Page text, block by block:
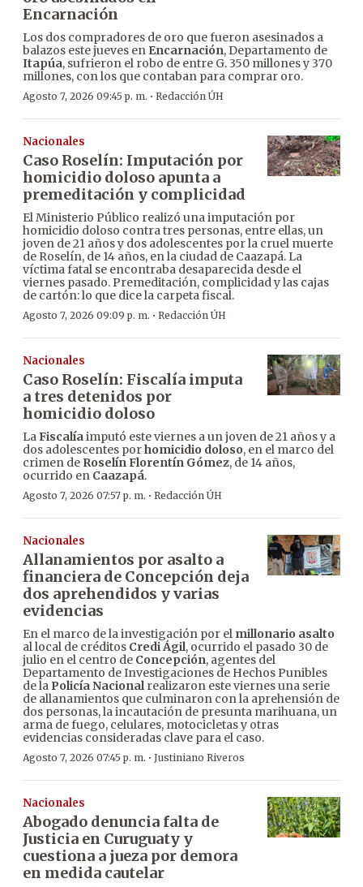
Encarnación
Los dos compradores de oro que fueron asesinados a
balazos este jueves en Encarnación, Departamento de
Itapúa, sufrieron el robo de entre G. 350 millones y 370
millones, con los que contaban para comprar oro.
Agosto 7, 2026 09:45 p. m. · Redacción ÚH
Nacionales
Caso Roselín: Imputación por
homicidio doloso apunta a
premeditación y complicidad
El Ministerio Público realizó una imputación por
homicidio doloso contra tres personas, entre ellas, un
joven de 21 años y dos adolescentes por la cruel muerte
de Roselín, de 14 años, en la ciudad de Caazapá. La
víctima fatal se encontraba desaparecida desde el
viernes pasado. Premeditación, complicidad y las cajas
de cartón: lo que dice la carpeta fiscal.
Agosto 7, 2026 09:09 p. m. · Redacción ÚH
Nacionales
Caso Roselín: Fiscalía imputa
a tres detenidos por
homicidio doloso
LaFiscalíaimputó este viernes a un joven de 21 años y a
dos adolescentes porhomicidio doloso, en el marco del
crimen de Roselín Florentín Gómez, de 14 años,
ocurrido en Caazapá.
Agosto 7, 2026 07:57 p. m. · Redacción ÚH
Nacionales
Allanamientos por asalto a
financiera de Concepción deja
dos aprehendidos y varias
evidencias
En el marco de la investigación por el millonario asalto
al local de créditos Credi Ágil, ocurrido el pasado 30 de
julio en el centro de Concepción, agentes del
Departamento de Investigaciones de Hechos Punibles
de la Policía Nacionalrealizaron este viernes una serie
de allanamientos que culminaron con la aprehensión de
dos personas, la incautación de presunta marihuana, un
arma de fuego, celulares, motocicletas y otras
evidencias consideradas clave para el caso.
Agosto 7, 2026 07:45 p. m. · Justiniano Riveros
Nacionales
Abogado denuncia falta de
Justicia en Curuguaty y
cuestiona a jueza por demora
en medida cautelar